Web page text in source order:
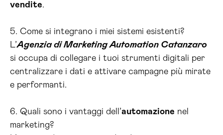
vendite.
5. Come si integrano i miei sistemi esistenti?
L’Agenzia di Marketing Automation Catanzaro
si occupa di collegare i tuoi strumenti digitali per
centralizzare i dati e attivare campagne più mirate
e performanti.
6. Quali sono i vantaggi dell’automazione nel
marketing?